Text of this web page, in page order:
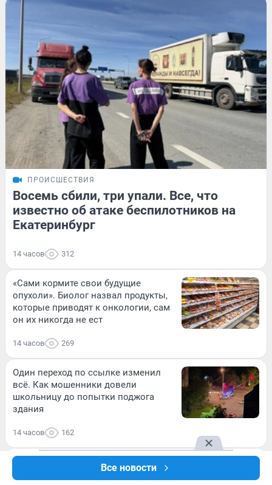
Все новости
ПРОИСШЕСТВИЯ
Восемь сбили, три упали. Все, что
известно об атаке беспилотников на
Екатеринбург
14 часов 312
«Сами кормите свои будущие
опухоли». Биолог назвал продукты,
которые приводят к онкологии, сам
он их никогда не ест
14 часов 269
Один переход по ссылке изменил
всё. Как мошенники довели
школьницу до попытки поджога
здания
14 часов 162
С детства грезил о ГАЗ-24:
автоплюшкин переехал в маленький